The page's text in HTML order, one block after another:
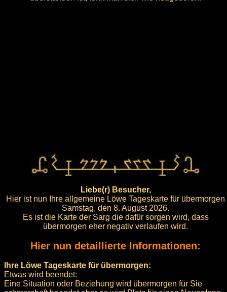
Liebe(r) Besucher,
Hier ist nun Ihre allgemeine Löwe Tageskarte für übermorgen
Samstag, den 8. August 2026.
Es ist die Karte der Sarg die dafür sorgen wird, dass
übermorgen eher negativ verlaufen wird.
Hier nun detaillierte Informationen:
Ihre Löwe Tageskarte für übermorgen:
Etwas wird beendet:
Eine Situation oder Beziehung wird übermorgen für Sie